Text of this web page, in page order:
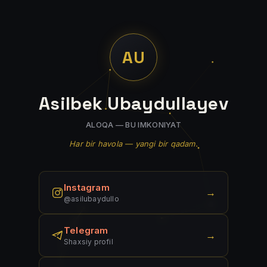
AU
Asilbek Ubaydullayev
ALOQA — BU IMKONIYAT
Har bir havola — yangi bir qadam.
Instagram
@asilubaydullo
→
Telegram
Shaxsiy profil
→